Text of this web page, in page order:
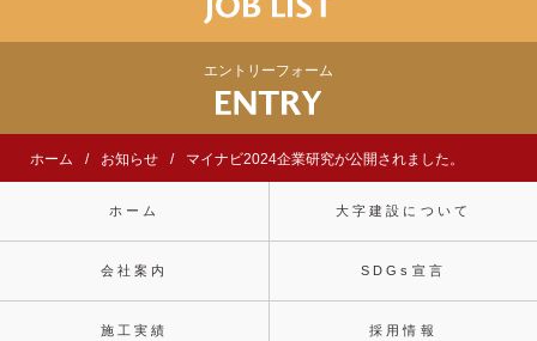
エントリーフォーム
ホーム お知らせ マイナビ2024企業研究が公開されました。
ホーム 大字建設について
会社案内 SDGs宣言
施工実績 採用情報